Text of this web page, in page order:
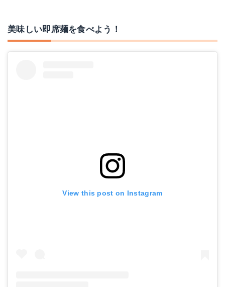
Amazonで詳細を見る
美味しい即席麺を食べよう！
View this post on Instagram